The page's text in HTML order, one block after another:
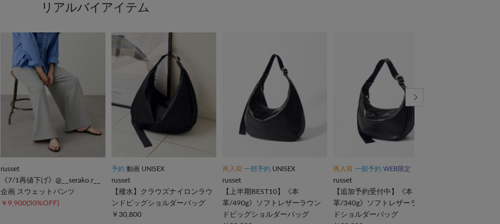
リアルバイアイテム
russet
《7/1再値下げ》@__serako.r__
企画 スウェットパンツ
￥9,900(50%OFF)
予約 動画 UNISEX
russet
【撥水】クラウズナイロンラウ
ンドビッグショルダーバッグ
￥30,800
再入荷 一部予約 UNISEX
russet
【上半期BEST10】《本
革/490g》ソフトレザーラウン
ドビッグショルダーバッグ
再入荷 一部予約 WEB限定
russet
【追加予約受付中】《本
革/340g》ソフトレザーラウン
ドショルダーバッグ